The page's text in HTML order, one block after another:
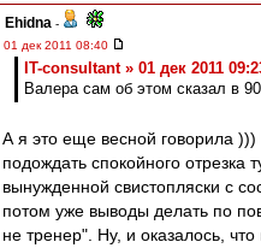
Ehidna -
01 дек 2011 08:40
IT-consultant » 01 дек 2011
Валера сам об этом сказал в
А я это еще весной говорила
подождать спокойного отрезка
вынужденной свистопляски с
потом уже выводы делать по
не тренер". Ну, и оказалось, что